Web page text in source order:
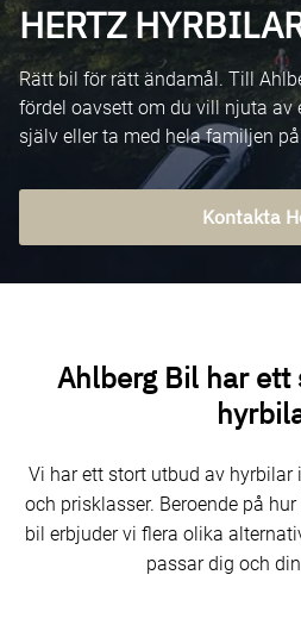
HERTZ
Rätt bil för rätt ändamål. Till
fördel oavsett om du vill njuta av
själv eller ta med hela familjen
Kontakta
Ahlberg Bil har
Vi har ett stort utbud av hyrbilar
och prisklasser. Beroende på
bil erbjuder vi flera olika
passar dig och